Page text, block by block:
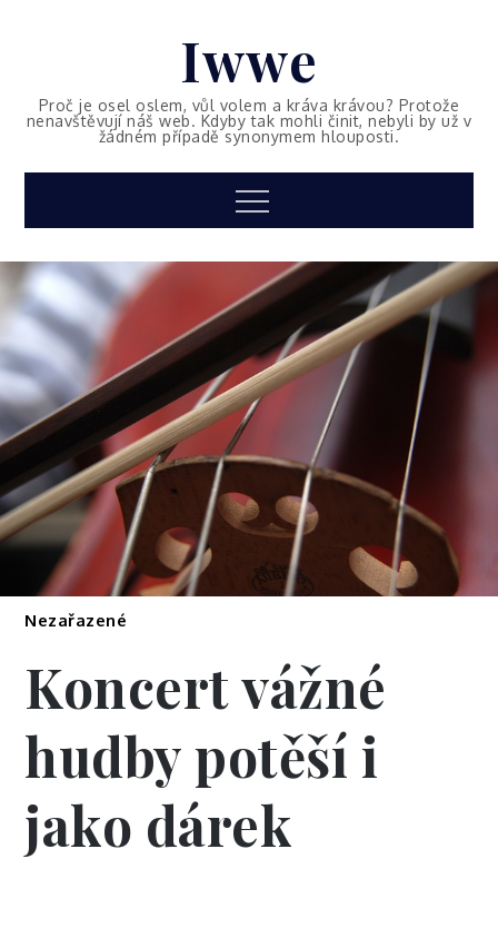
Iwwe
Proč je osel oslem, vůl volem a kráva krávou? Protože
nenavštěvují náš web. Kdyby tak mohli činit, nebyli by už v
žádném případě synonymem hlouposti.
Menu
Nezařazené
Koncert vážné
hudby potěší i
jako dárek